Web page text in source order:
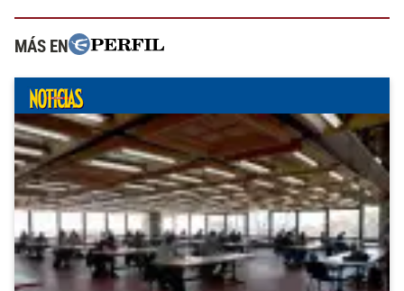
MÁS EN